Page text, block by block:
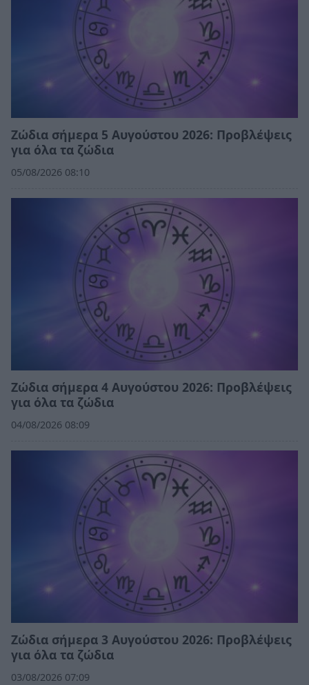
Ζώδια σήμερα 5 Αυγούστου 2026: Προβλέψεις
για όλα τα ζώδια
05/08/2026 08:10
Ζώδια σήμερα 4 Αυγούστου 2026: Προβλέψεις
για όλα τα ζώδια
04/08/2026 08:09
Ζώδια σήμερα 3 Αυγούστου 2026: Προβλέψεις
για όλα τα ζώδια
03/08/2026 07:09